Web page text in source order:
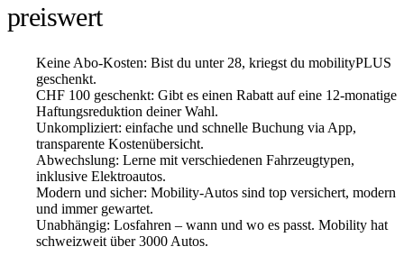
preiswert
Keine Abo-Kosten: Bist du unter 28, kriegst du mobilityPLUS
geschenkt.
CHF 100 geschenkt: Gibt es einen Rabatt auf eine 12-monatige
Haftungsreduktion deiner Wahl.
Unkompliziert: einfache und schnelle Buchung via App,
transparente Kostenübersicht.
Abwechslung: Lerne mit verschiedenen Fahrzeugtypen,
inklusive Elektroautos.
Modern und sicher: Mobility-Autos sind top versichert, modern
und immer gewartet.
Unabhängig: Losfahren – wann und wo es passt. Mobility hat
schweizweit über 3000 Autos.